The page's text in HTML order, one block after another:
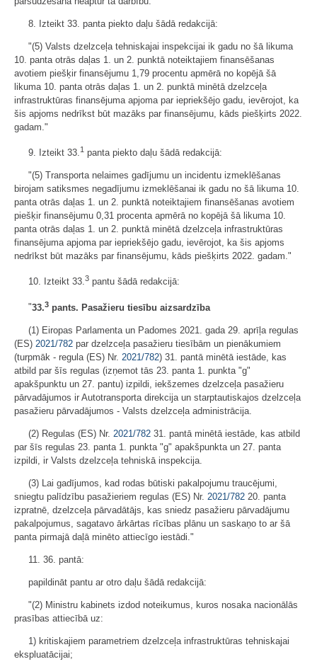
8. Izteikt 33. panta piekto daļu šādā redakcijā:
"(5) Valsts dzelzceļa tehniskajai inspekcijai ik gadu no šā likuma
10. panta otrās daļas 1. un 2. punktā noteiktajiem finansēšanas
avotiem piešķir finansējumu 1,79 procentu apmērā no kopējā šā
likuma 10. panta otrās daļas 1. un 2. punktā minētā dzelzceļa
infrastruktūras finansējuma apjoma par iepriekšējo gadu, ievērojot, ka
šis apjoms nedrīkst būt mazāks par finansējumu, kāds piešķirts 2022.
gadam."
9. Izteikt 33. 1 panta piekto daļu šādā redakcijā:
"(5) Transporta nelaimes gadījumu un incidentu izmeklēšanas
birojam satiksmes negadījumu izmeklēšanai ik gadu no šā likuma 10.
panta otrās daļas 1. un 2. punktā noteiktajiem finansēšanas avotiem
piešķir finansējumu 0,31 procenta apmērā no kopējā šā likuma 10.
panta otrās daļas 1. un 2. punktā minētā dzelzceļa infrastruktūras
finansējuma apjoma par iepriekšējo gadu, ievērojot, ka šis apjoms
nedrīkst būt mazāks par finansējumu, kāds piešķirts 2022. gadam."
10. Izteikt 33.3 pantu šādā redakcijā:
"33.3 pants. Pasažieru tiesību aizsardzība
(1) Eiropas Parlamenta un Padomes 2021. gada 29. aprīļa regulas
(ES) 2021/782 par dzelzceļa pasažieru tiesībām un pienākumiem
(turpmāk - regula (ES) Nr. 2021/782) 31. pantā minētā iestāde, kas
atbild par šīs regulas (izņemot tās 23. panta 1. punkta "g"
apakšpunktu un 27. pantu) izpildi, iekšzemes dzelzceļa pasažieru
pārvadājumos ir Autotransporta direkcija un starptautiskajos dzelzceļa
pasažieru pārvadājumos - Valsts dzelzceļa administrācija.
(2) Regulas (ES) Nr. 2021/782 31. pantā minētā iestāde, kas atbild
par šīs regulas 23. panta 1. punkta "g" apakšpunkta un 27. panta
izpildi, ir Valsts dzelzceļa tehniskā inspekcija.
(3) Lai gadījumos, kad rodas būtiski pakalpojumu traucējumi,
sniegtu palīdzību pasažieriem regulas (ES) Nr. 2021/782 20. panta
izpratnē, dzelzceļa pārvadātājs, kas sniedz pasažieru pārvadājumu
pakalpojumus, sagatavo ārkārtas rīcības plānu un saskaņo to ar šā
panta pirmajā daļā minēto attiecīgo iestādi."
11. 36. pantā:
papildināt pantu ar otro daļu šādā redakcijā:
"(2) Ministru kabinets izdod noteikumus, kuros nosaka nacionālās
prasības attiecībā uz:
1) kritiskajiem parametriem dzelzceļa infrastruktūras tehniskajai
ekspluatācijai;